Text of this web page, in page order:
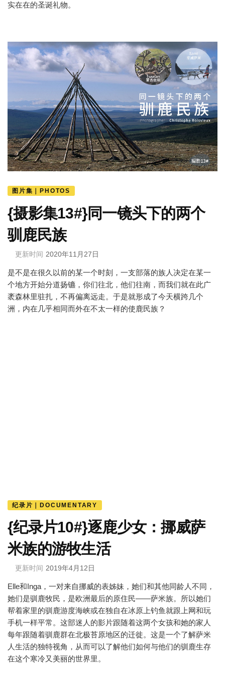
实在在的圣诞礼物。
图片集｜PHOTOS
{摄影集13#}同一镜头下的两个
驯鹿民族
更新时间 2020年11月27日
是不是在很久以前的某一个时刻，一支部落的族人决定在某一
个地方开始分道扬镳，你们往北，他们往南，而我们就在此广
袤森林里驻扎，不再偏离远走。于是就形成了今天横跨几个
洲，内在几乎相同而外在不太一样的使鹿民族？
纪录片｜DOCUMENTARY
{纪录片10#}逐鹿少女：挪威萨
米族的游牧生活
更新时间 2019年4月12日
Elle和Inga，一对来自挪威的表姊妹，她们和其他同龄人不同，
她们是驯鹿牧民，是欧洲最后的原住民——萨米族。所以她们
帮着家里的驯鹿游度海峡或在独自在冰原上钓鱼就跟上网和玩
手机一样平常。这部迷人的影片跟随着这两个女孩和她的家人
每年跟随着驯鹿群在北极苔原地区的迁徙。这是一个了解萨米
人生活的独特视角，从而可以了解他们如何与他们的驯鹿生存
在这个寒冷又美丽的世界里。